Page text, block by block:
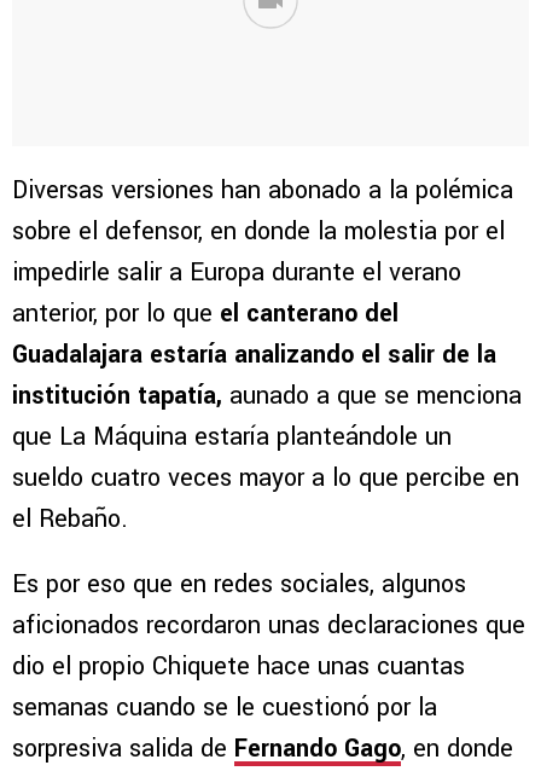
Diversas versiones han abonado a la polémica
sobre el defensor, en donde la molestia por el
impedirle salir a Europa durante el verano
anterior, por lo que el canterano del
Guadalajara estaría analizando el salir de la
institución tapatía, aunado a que se menciona
que La Máquina estaría planteándole un
sueldo cuatro veces mayor a lo que percibe en
el Rebaño.
Es por eso que en redes sociales, algunos
aficionados recordaron unas declaraciones que
dio el propio Chiquete hace unas cuantas
semanas cuando se le cuestionó por la
sorpresiva salida de Fernando Gago, en donde